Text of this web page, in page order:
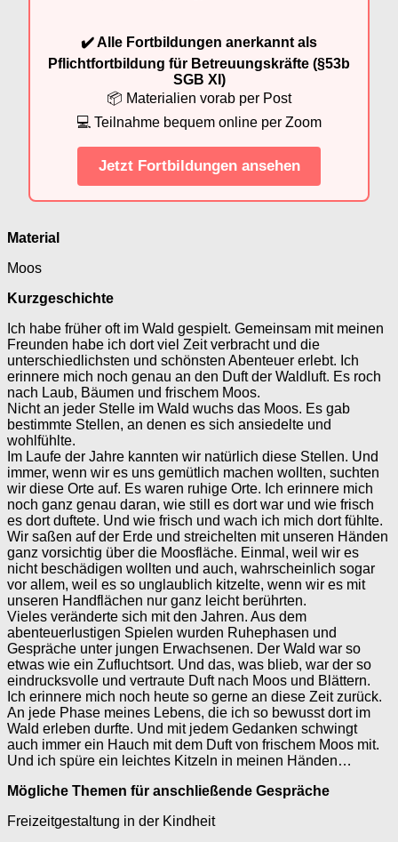
✔️ Alle Fortbildungen anerkannt als
Pflichtfortbildung für Betreuungskräfte (§53b
SGB XI)
📦 Materialien vorab per Post
💻 Teilnahme bequem online per Zoom
Jetzt Fortbildungen ansehen
Material
Moos
Kurzgeschichte
Ich habe früher oft im Wald gespielt. Gemeinsam mit meinen
Freunden habe ich dort viel Zeit verbracht und die
unterschiedlichsten und schönsten Abenteuer erlebt. Ich
erinnere mich noch genau an den Duft der Waldluft. Es roch
nach Laub, Bäumen und frischem Moos.
Nicht an jeder Stelle im Wald wuchs das Moos. Es gab
bestimmte Stellen, an denen es sich ansiedelte und
wohlfühlte.
Im Laufe der Jahre kannten wir natürlich diese Stellen. Und
immer, wenn wir es uns gemütlich machen wollten, suchten
wir diese Orte auf. Es waren ruhige Orte. Ich erinnere mich
noch ganz genau daran, wie still es dort war und wie frisch
es dort duftete. Und wie frisch und wach ich mich dort fühlte.
Wir saßen auf der Erde und streichelten mit unseren Händen
ganz vorsichtig über die Moosfläche. Einmal, weil wir es
nicht beschädigen wollten und auch, wahrscheinlich sogar
vor allem, weil es so unglaublich kitzelte, wenn wir es mit
unseren Handflächen nur ganz leicht berührten.
Vieles veränderte sich mit den Jahren. Aus dem
abenteuerlustigen Spielen wurden Ruhephasen und
Gespräche unter jungen Erwachsenen. Der Wald war so
etwas wie ein Zufluchtsort. Und das, was blieb, war der so
eindrucksvolle und vertraute Duft nach Moos und Blättern.
Ich erinnere mich noch heute so gerne an diese Zeit zurück.
An jede Phase meines Lebens, die ich so bewusst dort im
Wald erleben durfte. Und mit jedem Gedanken schwingt
auch immer ein Hauch mit dem Duft von frischem Moos mit.
Und ich spüre ein leichtes Kitzeln in meinen Händen…
Mögliche Themen für anschließende Gespräche
Freizeitgestaltung in der Kindheit